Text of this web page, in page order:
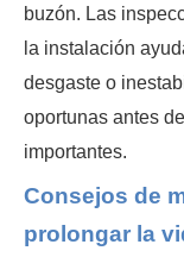
buzón. Las
la instalación
desgaste o
oportunas antes
importantes.
Consejos de
prolongar la